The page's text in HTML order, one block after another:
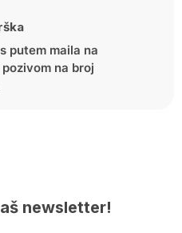
putem maila na
na broj
newsletter!